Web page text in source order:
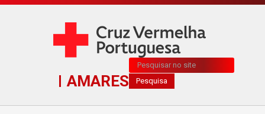
AMARES
Pesquisa...
Pesquisa